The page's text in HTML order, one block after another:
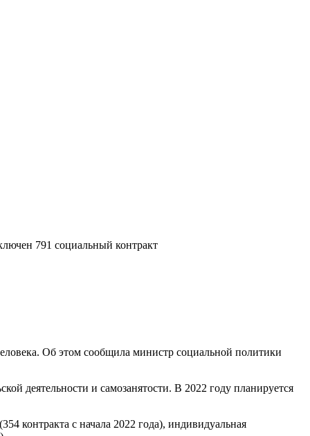
791 социальный контракт
Об этом сообщила министр социальной политики
деятельности и самозанятости. В 2022 году планируется
контракта с начала 2022 года), индивидуальная